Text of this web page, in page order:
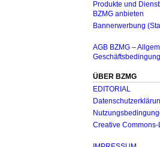
Produkte und
BZMG anbieten
Bannerwerbung
AGB BZMG –
ÜBER BZMG
EDITORIAL
Creative Commons-